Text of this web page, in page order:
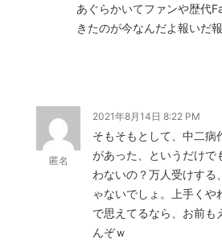
あぐらかいてファンや歴代
きたのが今なんだよ報いだ
匿名
2021年8月14日 8:22 PM
そもそもとして、中二病
があった、というだけで
わないの？万人受けする
ゃないでしょ。上手くや
で思えてるなら、お前も
んぞｗ